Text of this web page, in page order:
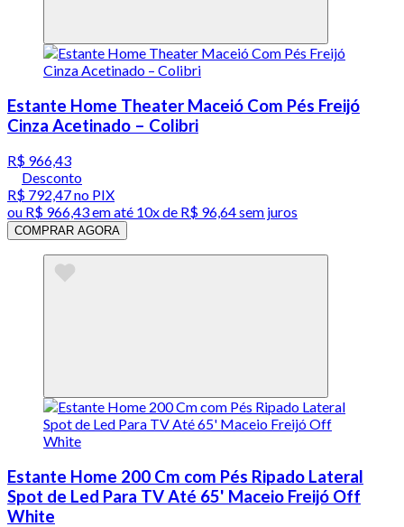
Estante Home Theater Maceió Com Pés Freijó
Cinza Acetinado – Colibri
R$ 966,43
Desconto
R$ 792,47no PIX
ou R$ 966,43em até 10x de R$ 96,64 sem juros
COMPRAR AGORA
Estante Home 200 Cm com Pés Ripado Lateral
Spot de Led Para TV Até 65' Maceio Freijó Off
White